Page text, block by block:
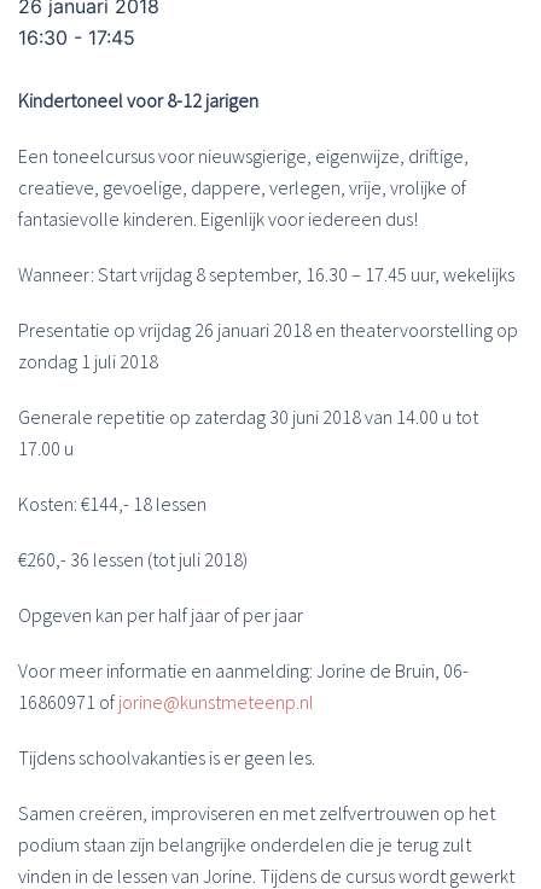
26 januari 2018
16:30 - 17:45
Kindertoneel voor 8-12 jarigen
Een toneelcursus voor nieuwsgierige, eigenwijze, driftige,
creatieve, gevoelige, dappere, verlegen, vrije, vrolijke of
fantasievolle kinderen. Eigenlijk voor iedereen dus!
Wanneer: Start vrijdag 8 september, 16.30 – 17.45 uur, wekelijks
Presentatie op vrijdag 26 januari 2018 en theatervoorstelling op
zondag 1 juli 2018
Generale repetitie op zaterdag 30 juni 2018 van 14.00 u tot
17.00 u
Kosten: €144,- 18 lessen
€260,- 36 lessen (tot juli 2018)
Opgeven kan per half jaar of per jaar
Voor meer informatie en aanmelding: Jorine de Bruin, 06-
16860971 of jorine@kunstmeteenp.nl
Tijdens schoolvakanties is er geen les.
Samen creëren, improviseren en met zelfvertrouwen op het
podium staan zijn belangrijke onderdelen die je terug zult
vinden in de lessen van Jorine. Tijdens de cursus wordt gewerkt